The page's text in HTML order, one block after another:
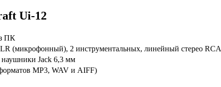
Ui-12
ПК
(микрофонный), 2 инструментальных, линейный стерео RCA
Jack 6,3 мм
MP3, WAV и AIFF)